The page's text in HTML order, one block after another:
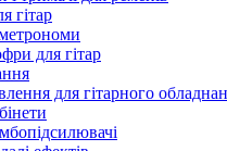
гітар
для гітар
для гітарного